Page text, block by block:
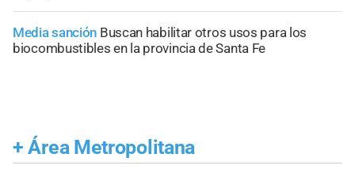
Media sanción Buscan habilitar otros usos para los
biocombustibles en la provincia de Santa Fe
+ Área Metropolitana